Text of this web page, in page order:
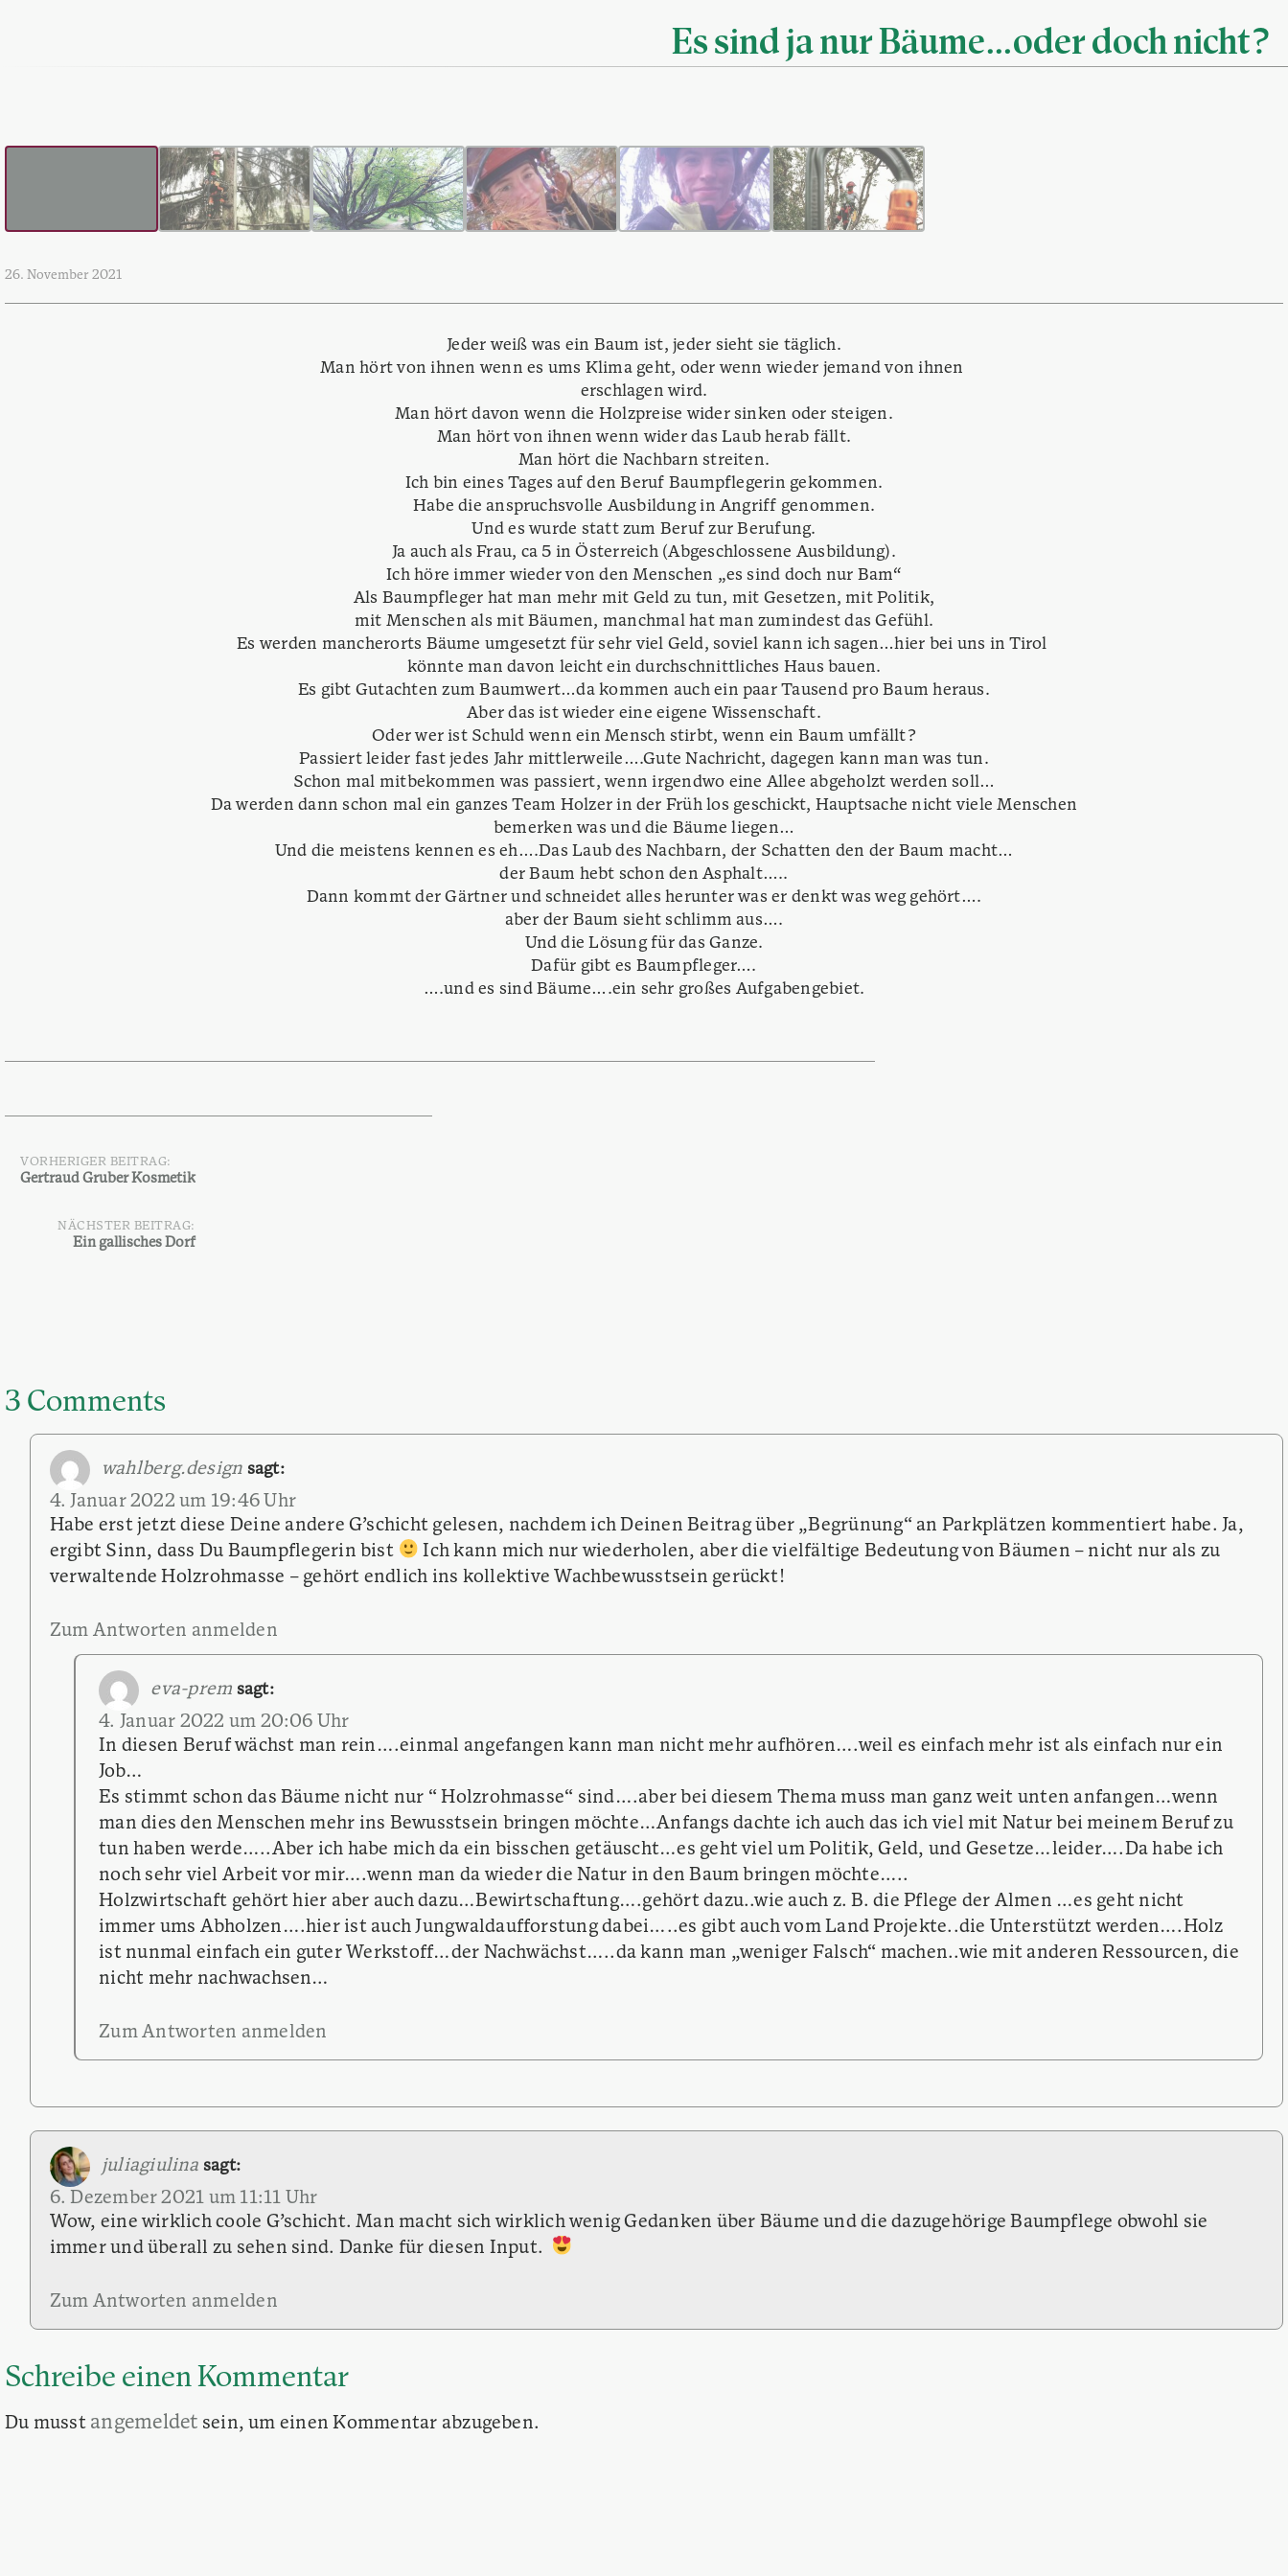
Es sind ja nur Bäume…oder doch nicht?
26. November 2021
Jeder weiß was ein Baum ist, jeder sieht sie täglich.
Man hört von ihnen wenn es ums Klima geht, oder wenn wieder jemand von ihnen
erschlagen wird.
Man hört davon wenn die Holzpreise wider sinken oder steigen.
Man hört von ihnen wenn wider das Laub herab fällt.
Man hört die Nachbarn streiten.
Ich bin eines Tages auf den Beruf Baumpflegerin gekommen.
Habe die anspruchsvolle Ausbildung in Angriff genommen.
Und es wurde statt zum Beruf zur Berufung.
Ja auch als Frau, ca 5 in Österreich (Abgeschlossene Ausbildung).
Ich höre immer wieder von den Menschen „es sind doch nur Bam“
Als Baumpfleger hat man mehr mit Geld zu tun, mit Gesetzen, mit Politik,
mit Menschen als mit Bäumen, manchmal hat man zumindest das Gefühl.
Es werden mancherorts Bäume umgesetzt für sehr viel Geld, soviel kann ich sagen…hier bei uns in Tirol
könnte man davon leicht ein durchschnittliches Haus bauen.
Es gibt Gutachten zum Baumwert…da kommen auch ein paar Tausend pro Baum heraus.
Aber das ist wieder eine eigene Wissenschaft.
Oder wer ist Schuld wenn ein Mensch stirbt, wenn ein Baum umfällt?
Passiert leider fast jedes Jahr mittlerweile….Gute Nachricht, dagegen kann man was tun.
Schon mal mitbekommen was passiert, wenn irgendwo eine Allee abgeholzt werden soll…
Da werden dann schon mal ein ganzes Team Holzer in der Früh los geschickt, Hauptsache nicht viele Menschen
bemerken was und die Bäume liegen…
Und die meistens kennen es eh….Das Laub des Nachbarn, der Schatten den der Baum macht…
der Baum hebt schon den Asphalt…..
Dann kommt der Gärtner und schneidet alles herunter was er denkt was weg gehört….
aber der Baum sieht schlimm aus….
Und die Lösung für das Ganze.
Dafür gibt es Baumpfleger….
….und es sind Bäume….ein sehr großes Aufgabengebiet.
Beitragsnavigation
VORHERIGER BEITRAG:
Gertraud Gruber Kosmetik
NÄCHSTER BEITRAG:
Ein gallisches Dorf
3 Comments
wahlberg.design sagt:
4. Januar 2022 um 19:46 Uhr
Habe erst jetzt diese Deine andere G’schicht gelesen, nachdem ich Deinen Beitrag über „Begrünung“ an Parkplätzen kommentiert habe. Ja,
ergibt Sinn, dass Du Baumpflegerin bist
Ich kann mich nur wiederholen, aber die vielfältige Bedeutung von Bäumen – nicht nur als zu
verwaltende Holzrohmasse – gehört endlich ins kollektive Wachbewusstsein gerückt!
Zum Antworten anmelden
eva-prem sagt:
4. Januar 2022 um 20:06 Uhr
In diesen Beruf wächst man rein….einmal angefangen kann man nicht mehr aufhören….weil es einfach mehr ist als einfach nur ein
Job…
Es stimmt schon das Bäume nicht nur “ Holzrohmasse“ sind….aber bei diesem Thema muss man ganz weit unten anfangen…wenn
man dies den Menschen mehr ins Bewusstsein bringen möchte…Anfangs dachte ich auch das ich viel mit Natur bei meinem Beruf zu
tun haben werde…..Aber ich habe mich da ein bisschen getäuscht…es geht viel um Politik, Geld, und Gesetze…leider….Da habe ich
noch sehr viel Arbeit vor mir….wenn man da wieder die Natur in den Baum bringen möchte…..
Holzwirtschaft gehört hier aber auch dazu…Bewirtschaftung….gehört dazu..wie auch z. B. die Pflege der Almen …es geht nicht
immer ums Abholzen….hier ist auch Jungwaldaufforstung dabei…..es gibt auch vom Land Projekte..die Unterstützt werden….Holz
ist nunmal einfach ein guter Werkstoff…der Nachwächst…..da kann man „weniger Falsch“ machen..wie mit anderen Ressourcen, die
nicht mehr nachwachsen…
Zum Antworten anmelden
juliagiulina sagt:
6. Dezember 2021 um 11:11 Uhr
Wow, eine wirklich coole G’schicht. Man macht sich wirklich wenig Gedanken über Bäume und die dazugehörige Baumpflege obwohl sie
immer und überall zu sehen sind. Danke für diesen Input.
Zum Antworten anmelden
Schreibe einen Kommentar
Du musst angemeldet sein, um einen Kommentar abzugeben.